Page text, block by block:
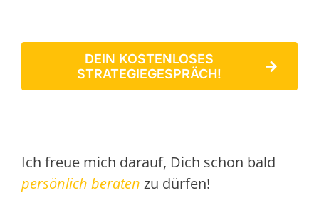
DEIN KOSTENLOSES
STRATEGIEGESPRÄCH!
Ich freue mich darauf, Dich schon bald
persönlich beraten zu dürfen!